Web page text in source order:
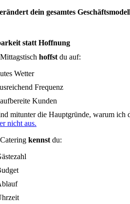
dein gesamtes
statt Hoffnung
hoffst du auf:
Wetter
Frequenz
Kunden
mitunter die Hauptgründe, warum ich
nicht aus.
kennst du: